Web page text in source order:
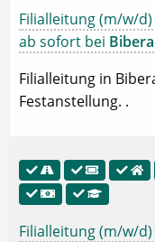
Filialleitung (m/w/
ab sofort bei
Filialleitung in
Festanstellung. .
Filialleitung (m/w/